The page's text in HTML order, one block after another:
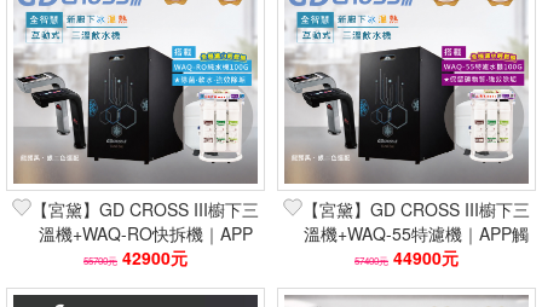
【宮黛】GD CROSS III櫥下三
溫機+WAQ-RO快拆機｜APP
觸控 台灣製 軟水除垢
55700元 42900元
【宮黛】GD CROSS III櫥下三
溫機+WAQ-55特濾機｜APP觸
控 台灣製 留礦除垢
57400元 44900元